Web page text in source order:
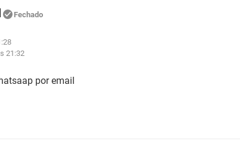
Fechado
21:32
por email